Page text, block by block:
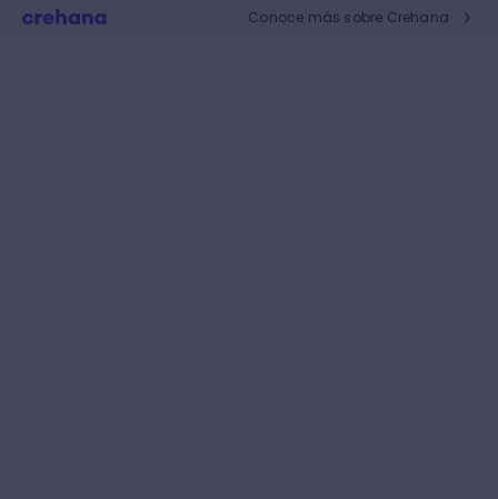
Conoce más sobre Crehana